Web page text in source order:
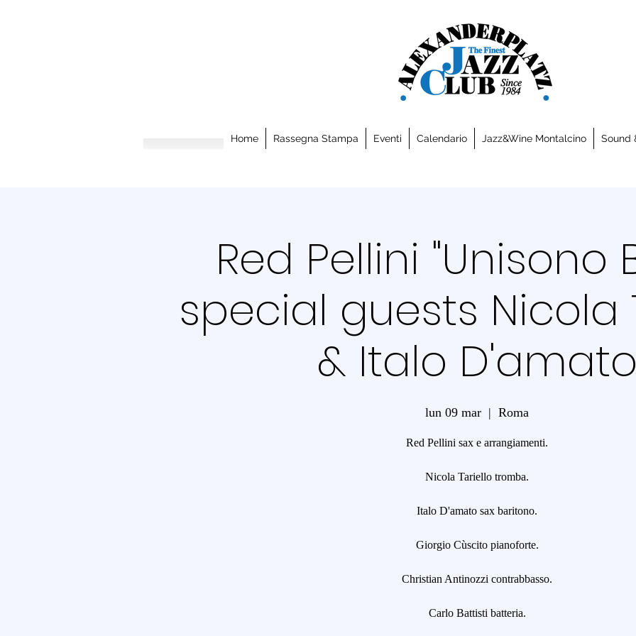
Home Rassegna Stampa Eventi Calendario Jazz&Wine Montalcino Sound
Red Pellini "Unisono
special guests Nicola
& Italo
lun 09 mar
  |
Roma
Red Pellini sax e arrangiamenti.
Nicola Tariello tromba.
Italo D'amato sax baritono.
Giorgio Cùscito pianoforte.
Christian Antinozzi contrabbasso.
Carlo Battisti batteria.